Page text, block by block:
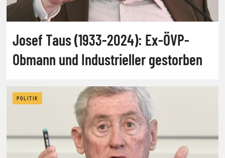
Josef Taus (1933-2024): Ex-ÖVP-
Obmann und Industrieller gestorben
POLITIK